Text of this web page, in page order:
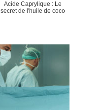
Acide Caprylique : Le
secret de l'huile de coco